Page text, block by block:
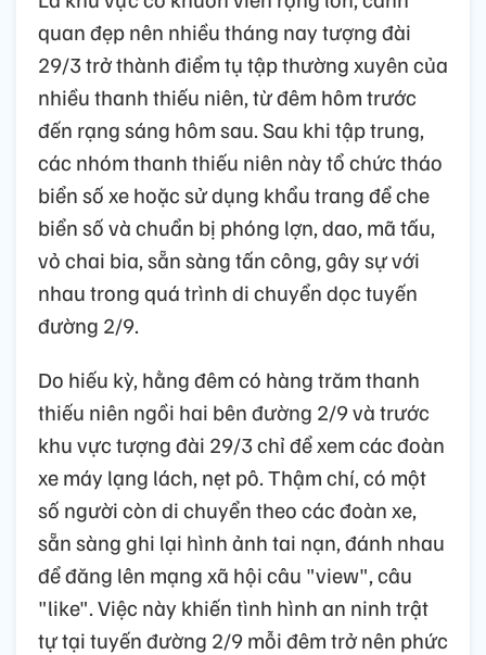
quan đẹp nên nhiều tháng nay tượng đài
29/3 trở thành điểm tụ tập thường xuyên của
nhiều thanh thiếu niên, từ đêm hôm trước
đến rạng sáng hôm sau. Sau khi tập trung,
các nhóm thanh thiếu niên này tổ chức tháo
biển số xe hoặc sử dụng khẩu trang để che
biển số và chuẩn bị phóng lợn, dao, mã tấu,
vỏ chai bia, sẵn sàng tấn công, gây sự với
nhau trong quá trình di chuyển dọc tuyến
đường 2/9.
Do hiếu kỳ, hằng đêm có hàng trăm thanh
thiếu niên ngồi hai bên đường 2/9 và trước
khu vực tượng đài 29/3 chỉ để xem các đoàn
xe máy lạng lách, nẹt pô. Thậm chí, có một
số người còn di chuyển theo các đoàn xe,
sẵn sàng ghi lại hình ảnh tai nạn, đánh nhau
để đăng lên mạng xã hội câu "view", câu
"like". Việc này khiến tình hình an ninh trật
tự tại tuyến đường 2/9 mỗi đêm trở nên phức